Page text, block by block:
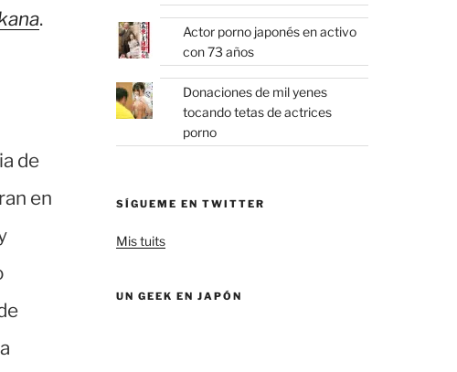
.
de
en
Actor porno japonés en activo
con 73 años
Donaciones de mil yenes
tocando tetas de actrices
porno
SÍGUEME EN TWITTER
Mis tuits
UN GEEK EN JAPÓN